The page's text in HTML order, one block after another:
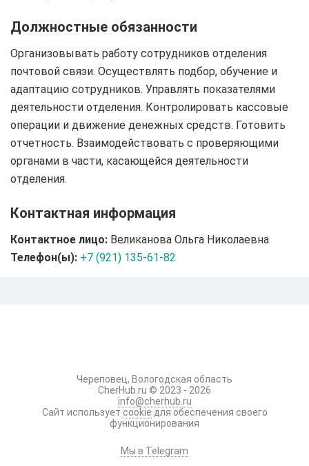
Должностные обязанности
Организовывать работу сотрудников отделения
почтовой связи. Осуществлять подбор, обучение и
адаптацию сотрудников. Управлять показателями
деятельности отделения. Контролировать кассовые
операции и движение денежных средств. Готовить
отчетность. Взаимодействовать с проверяющими
органами в части, касающейся деятельности
отделения.
Контактная информация
Контактное лицо: Великанова Ольга Николаевна
Телефон(ы): +7 (921) 135-61-82
Череповец, Вологодская область
CherHub.ru © 2023 - 2026
info@cherhub.ru
Сайт использует cookie для обеспечения своего
функционирования
Мы в Telegram